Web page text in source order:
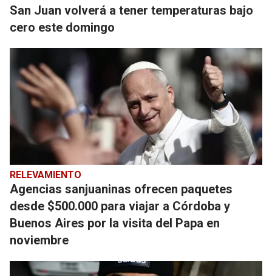
San Juan volverá a tener temperaturas bajo
cero este domingo
RELEVAMIENTO
Agencias sanjuaninas ofrecen paquetes
desde $500.000 para viajar a Córdoba y
Buenos Aires por la visita del Papa en
noviembre